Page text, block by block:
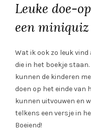
Leuke doe-
een miniquiz
Wat ik ook zo leuk
die in het boekje
kunnen de kinderen
doen op het einde van
kunnen uitvouwen en
telkens een versje in
Boeiend!